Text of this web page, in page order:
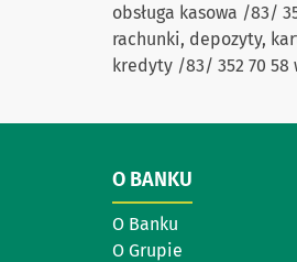
obsługa kasowa /83/
rachunki, depozyty,
kredyty /83/ 352 70 58
O BANKU
O Banku
O Grupie